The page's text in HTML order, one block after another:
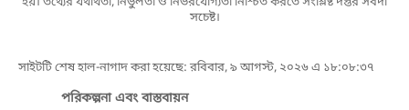
সচেষ্ট।
সাইটটি শেষ হাল-নাগাদ করা হয়েছে: রবিবার, ৯ আগস্ট, ২০২৬ এ ১৮:০৮:৩৭
পরিকল্পনা এবং বাস্তবায়ন